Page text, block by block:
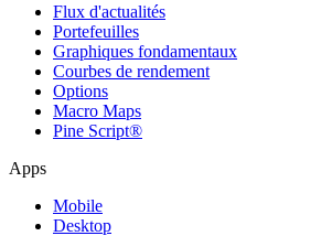
Flux d'actualités
Portefeuilles
Graphiques fondamentaux
Courbes de rendement
Options
Macro Maps
Pine Script®
Apps
Mobile
Desktop